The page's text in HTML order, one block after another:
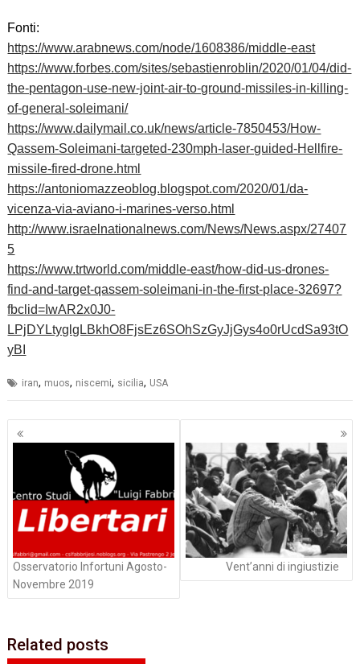
Fonti:
https://www.arabnews.com/node/1608386/middle-east
https://www.forbes.com/sites/sebastienroblin/2020/01/04/did-
the-pentagon-use-new-joint-air-to-ground-missiles-in-killing-
of-general-soleimani/
https://www.dailymail.co.uk/news/article-7850453/How-
Qassem-Soleimani-targeted-230mph-laser-guided-Hellfire-
missile-fired-drone.html
https://antoniomazzeoblog.blogspot.com/2020/01/da-
vicenza-via-aviano-i-marines-verso.html
http://www.israelnationalnews.com/News/News.aspx/27407
5
https://www.trtworld.com/middle-east/how-did-us-drones-
find-and-target-qassem-soleimani-in-the-first-place-32697?
fbclid=IwAR2x0J0-
LPjDYLtyglgLBkhO8FjsEz6SOhSzGyJjGys4o0rUcdSa93tO
yBI
iran, muos, niscemi, sicilia, USA
Navigazione
articoli
Osservatorio Infortuni Agosto-
Novembre 2019
Vent’anni di ingiustizie
Related posts